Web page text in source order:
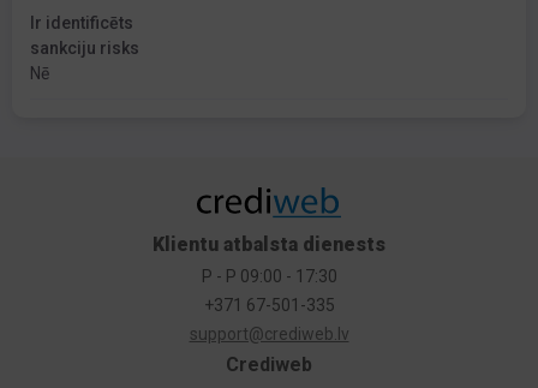
Ir identificēts
sankciju risks
Nē
Crediweb
Klientu atbalsta dienests
P - P 09:00 - 17:30
+371 67-501-335
support@crediweb.lv